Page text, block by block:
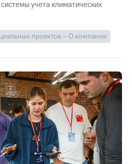
учета климатических
проектов – О компании